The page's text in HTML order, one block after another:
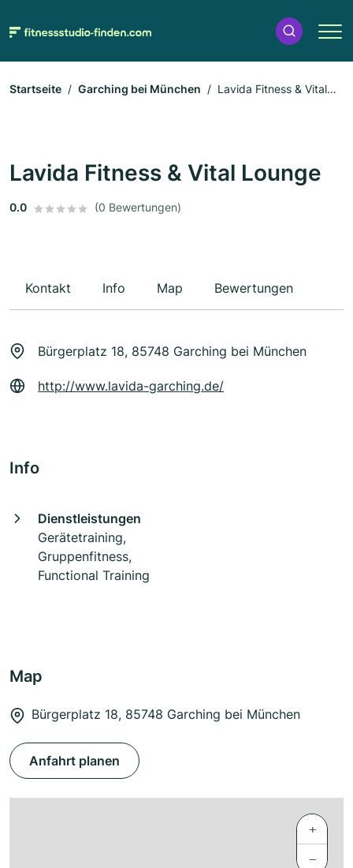
Startseite Garching bei München
Lavida Fitness & Vital
Lavida Fitness & Vital Lounge
0.0 (0 Bewertungen)
Kontakt Info Map Bewertungen
Bürgerplatz 18, 85748 Garching bei München
http://www.lavida-garching.de/
Info
Dienstleistungen
Gerätetraining,
Gruppenfitness,
Functional Training
Map
Bürgerplatz 18, 85748 Garching bei München
Anfahrt planen
+
−